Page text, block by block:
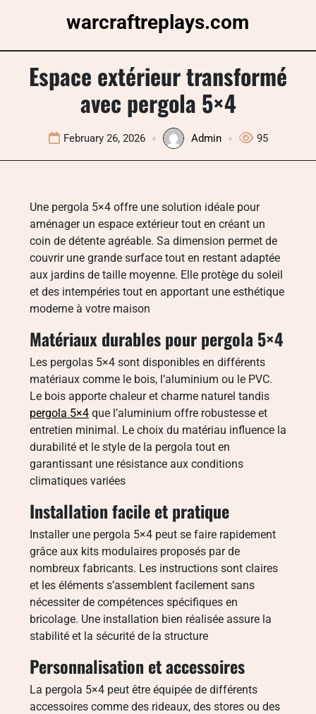
warcraftreplays.com
Espace extérieur transformé
avec pergola 5×4
February 26, 2026 Admin 95
Une pergola 5×4 offre une solution idéale pour
aménager un espace extérieur tout en créant un
coin de détente agréable. Sa dimension permet de
couvrir une grande surface tout en restant adaptée
aux jardins de taille moyenne. Elle protège du soleil
et des intempéries tout en apportant une esthétique
moderne à votre maison
Matériaux durables pour pergola 5×4
Les pergolas 5×4 sont disponibles en différents
matériaux comme le bois, l’aluminium ou le PVC.
Le bois apporte chaleur et charme naturel tandis
pergola 5×4 que l’aluminium offre robustesse et
entretien minimal. Le choix du matériau influence la
durabilité et le style de la pergola tout en
garantissant une résistance aux conditions
climatiques variées
Installation facile et pratique
Installer une pergola 5×4 peut se faire rapidement
grâce aux kits modulaires proposés par de
nombreux fabricants. Les instructions sont claires
et les éléments s’assemblent facilement sans
nécessiter de compétences spécifiques en
bricolage. Une installation bien réalisée assure la
stabilité et la sécurité de la structure
Personnalisation et accessoires
La pergola 5×4 peut être équipée de différents
accessoires comme des rideaux, des stores ou des